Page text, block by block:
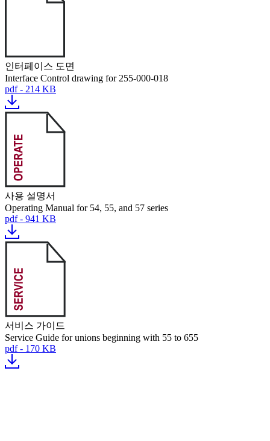
인터페이스 도면
Interface Control drawing for 255-000-018
pdf - 214 KB
사용 설명서
Operating Manual for 54, 55, and 57 series
pdf - 941 KB
서비스 가이드
Service Guide for unions beginning with 55 to 655
pdf - 170 KB